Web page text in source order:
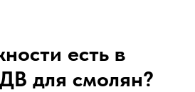
есть в
для смолян?